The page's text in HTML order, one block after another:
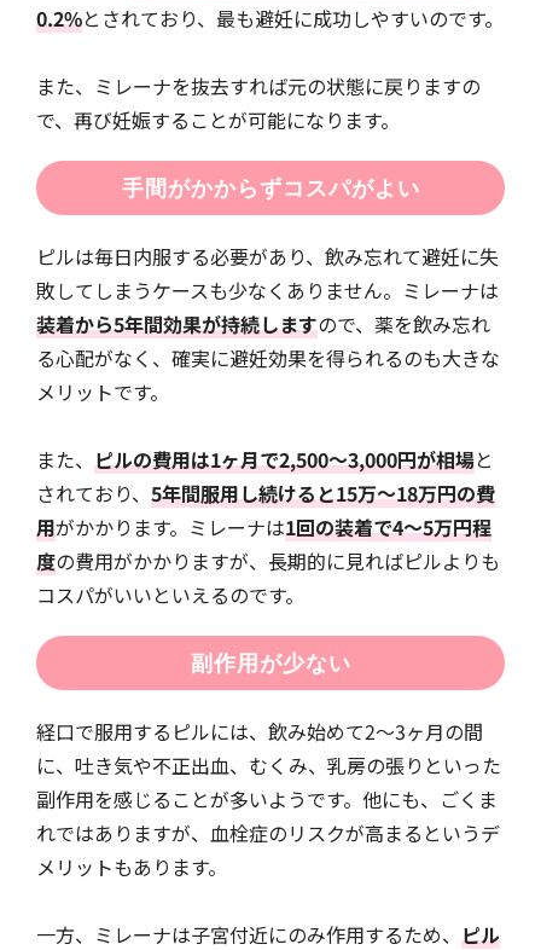
0.2%とされており、最も避妊に成功しやすいのです。
また、ミレーナを抜去すれば元の状態に戻りますの
で、再び妊娠することが可能になります。
手間がかからずコスパがよい
ピルは毎日内服する必要があり、飲み忘れて避妊に失
敗してしまうケースも少なくありません。ミレーナは
装着から5年間効果が持続しますので、薬を飲み忘れ
る心配がなく、確実に避妊効果を得られるのも大きな
メリットです。
また、 ピルの費用は1ヶ月で2,500～3,000円が相場と
されており、 5年間服用し続けると15万～18万円の費
用がかかります。ミレーナは1回の装着で4～5万円程
度の費用がかかりますが、長期的に見ればピルよりも
コスパがいいといえるのです。
副作用が少ない
経口で服用するピルには、飲み始めて2～3ヶ月の間
に、吐き気や不正出血、むくみ、乳房の張りといった
副作用を感じることが多いようです。他にも、ごくま
れではありますが、血栓症のリスクが高まるというデ
メリットもあります。
一方、ミレーナは子宮付近にのみ作用するため、 ピル